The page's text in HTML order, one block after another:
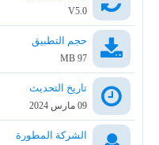
V5.0
حجم التطبيق
97 MB
تاريخ التحديث
09 مارس 2024
الشركة المطورة